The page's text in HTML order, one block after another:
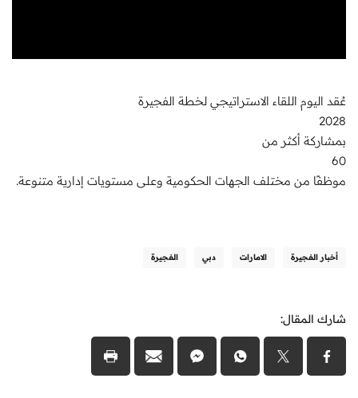
عُقد اليوم اللقاء الاستراتيجي لخطة الفجيرة
2028
بمشاركة أكثر من
60
موظفًا من مختلف الجهات الحكومية وعلى مستويات إدارية متنوعة.
أخبار الفجيرة الامارات دبي الفجيرة
شارك المقال: